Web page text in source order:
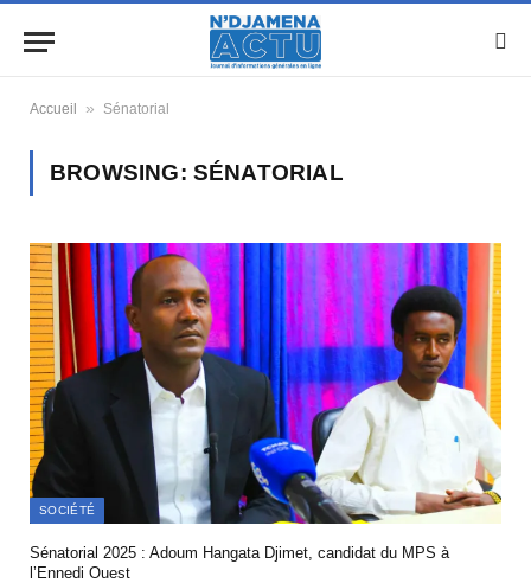
Accueil » Sénatorial
BROWSING: SÉNATORIAL
SOCIÉTÉ
Sénatorial 2025 : Adoum Hangata Djimet, candidat du MPS à
l’Ennedi Ouest